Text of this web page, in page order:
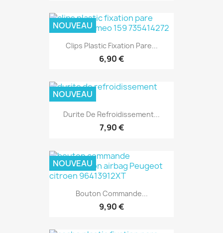
Clips Plastic Fixation Pare...
6,90 €
NOUVEAU
Durite De Refroidissement...
7,90 €
NOUVEAU
Bouton Commande...
9,90 €
NOUVEAU